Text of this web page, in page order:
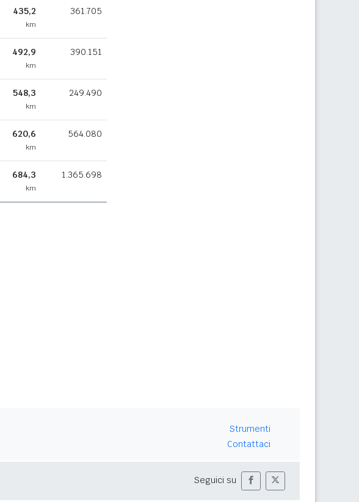
435,2
km
361.705
492,9
km
390.151
548,3
km
249.490
620,6
km
564.080
684,3
km
1.365.698
Strumenti
Contattaci
Seguici su